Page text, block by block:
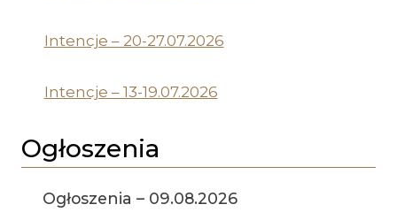
Intencje – 20-27.07.2026
Intencje – 13-19.07.2026
Ogłoszenia
Ogłoszenia – 09.08.2026